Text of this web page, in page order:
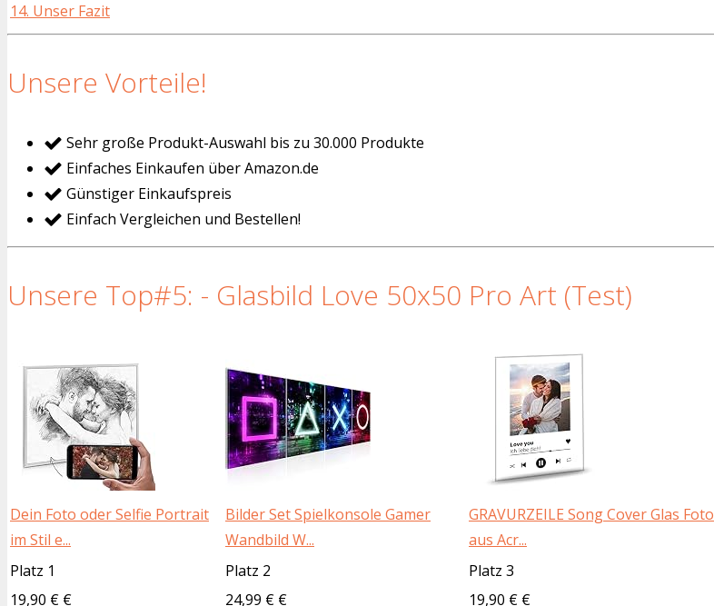
14. Unser Fazit
Unsere Vorteile!
Sehr große Produkt-Auswahl bis zu 30.000 Produkte
Einfaches Einkaufen über Amazon.de
Günstiger Einkaufspreis
Einfach Vergleichen und Bestellen!
Unsere Top#5: - Glasbild Love 50x50 Pro Art (Test)
Dein Foto oder Selfie Portrait
im Stil e...
Bilder Set Spielkonsole Gamer
Wandbild W...
GRAVURZEILE Song Cover Glas Foto
aus Acr...
Platz 1
Platz 2 Platz 3
19,90 € €
24,99 € € 19,90 € €